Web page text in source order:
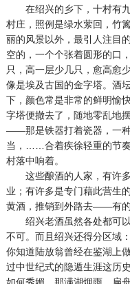
在绍兴的乡下，十村有
村庄，照例是绿水萦回，竹
丽的风景以外，最引人注目
空的，一个个张着圆形的口
只，高一层少几只，愈高愈
像是埃及古国的金字塔。酒
下，颜色常是非常的鲜明愉
字塔便撤去了，随地零乱地
——那是铁器打着瓷器，一
当，……合着疾徐轻重的节
村落中响着。
这些酿酒的人家，有许
业；有许多是专门藉此营生
黄酒，推销到外路去——有的
绍兴老酒虽然各处都可
不可。而且绍兴还得分区域
你知道陆放翁曾经在鉴湖上
过中世纪式的隐遁生涯这历
如何秀媚，那满湖烟雨，扁